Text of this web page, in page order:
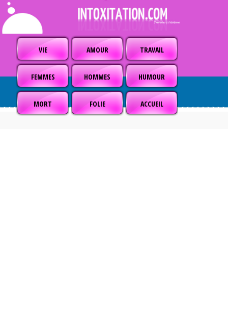
VIE AMOUR TRAVAIL
FEMMES HOMMES HUMOUR
MORT FOLIE ACCUEIL